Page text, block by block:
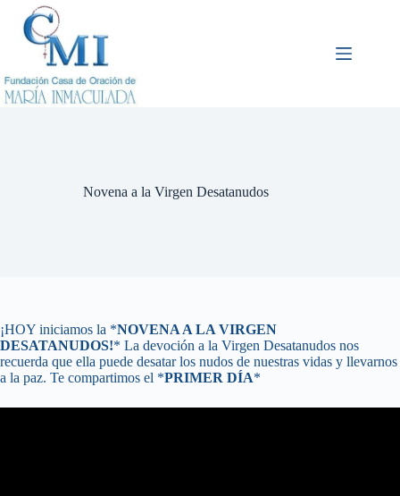
contenido
Novena a la Virgen Desatanudos
¡HOY iniciamos la *NOVENA A LA VIRGEN
DESATANUDOS!* La devoción a la Virgen Desatanudos nos
recuerda que ella puede desatar los nudos de nuestras vidas y llevarnos
a la paz. Te compartimos el *PRIMER DÍA*